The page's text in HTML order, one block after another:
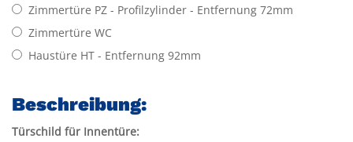
Zimmertüre PZ - Profilzylinder - Entfernung 72mm
Zimmertüre WC
Haustüre HT - Entfernung 92mm
Beschreibung:
Türschild für Innentüre: